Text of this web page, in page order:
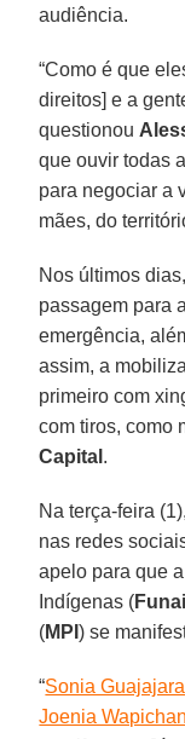
audiência.
“Como é que
direitos] e a
questionou
que ouvir todas
para negociar a
mães, do
Nos últimos
passagem para
emergência,
assim, a
primeiro com
com tiros, como
Capital .
Na terça-feira
nas redes
apelo para que
Indígenas (
(MPI) se
“Sonia Guajajara
Joenia